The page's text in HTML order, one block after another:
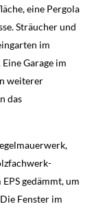
eine Pergola
Sträucher und
im
Garage im
weiterer
das
gedämmt, um
Fenster im